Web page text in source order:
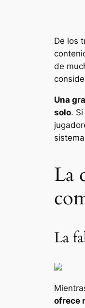
De los
de
Una
solo.
La
La
ofrece